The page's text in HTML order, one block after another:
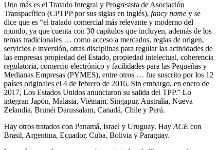
Uno más es el Tratado Integral y Progresista de Asociación
Transpacífico (CPTPP por sus siglas en inglés), fancy name y se
dice que es “el tratado comercial más relevante y moderno del
mundo, ya que cuenta con 30 capítulos que incluyen, además de los
temas tradicionales … como acceso a mercados, reglas de origen,
servicios e inversión, otras disciplinas para regular las actividades de
las empresas propiedad del Estado, propiedad intelectual, coherencia
regulatoria, comercio electrónico y facilidades para las Pequeñas y
Medianas Empresas (PYMES), entre otros … fue suscrito por los 12
países originales el 4 de febrero de 2016. Sin embargo, en enero de
2017, Los Estados Unidos anunciaron su salida del TPP.” Lo
integran Japón, Malasia, Vietnam, Singapur, Australia, Nueva
Zelandia, Brunéi Darussalam, Canadá, Chile y Perú.
Hay otros tratados con Panamá, Israel y Uruguay. HayACE con
Brasil, Argentina, Ecuador, Cuba, Bolivia y Paraguay.